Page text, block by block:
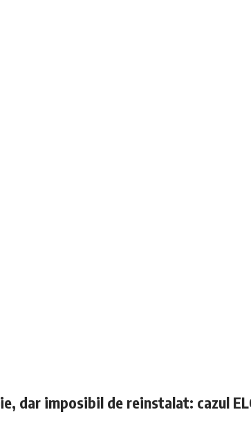
dar imposibil de reinstalat: cazul